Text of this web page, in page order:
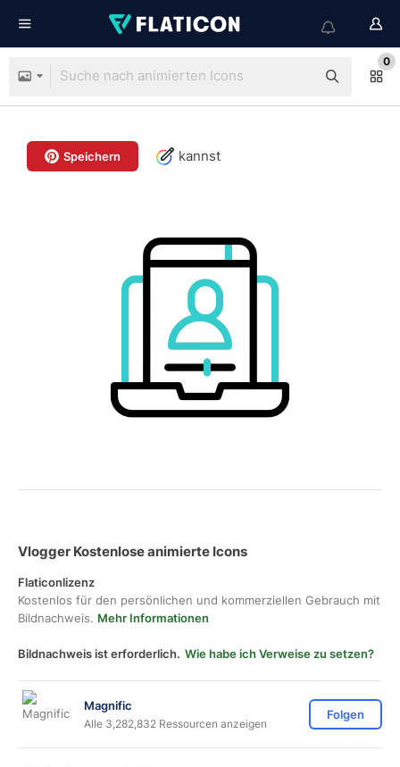
0
Speichern kannst
Vlogger Kostenlose animierte Icons
Flaticonlizenz
Kostenlos für den persönlichen und kommerziellen Gebrauch mit
Bildnachweis. Mehr Informationen
Bildnachweis ist erforderlich. Wie habe ich Verweise zu setzen?
Magnific
Alle 3,282,832 Ressourcen anzeigen
Folgen